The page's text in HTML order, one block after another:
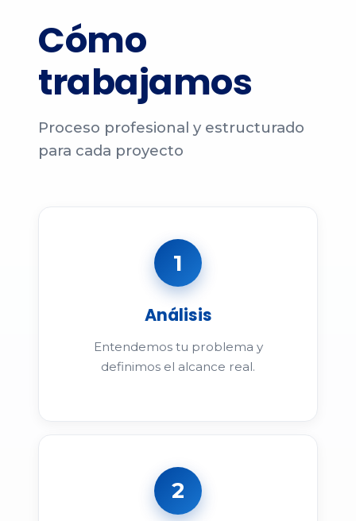
Cómo
trabajamos
Proceso profesional y estructurado
para cada proyecto
1
Análisis
Entendemos tu problema y
definimos el alcance real.
2